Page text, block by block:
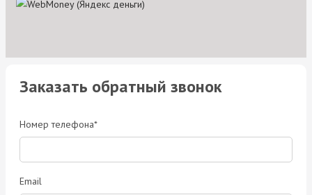
Заказать обратный звонок
Номер телефона*
Email